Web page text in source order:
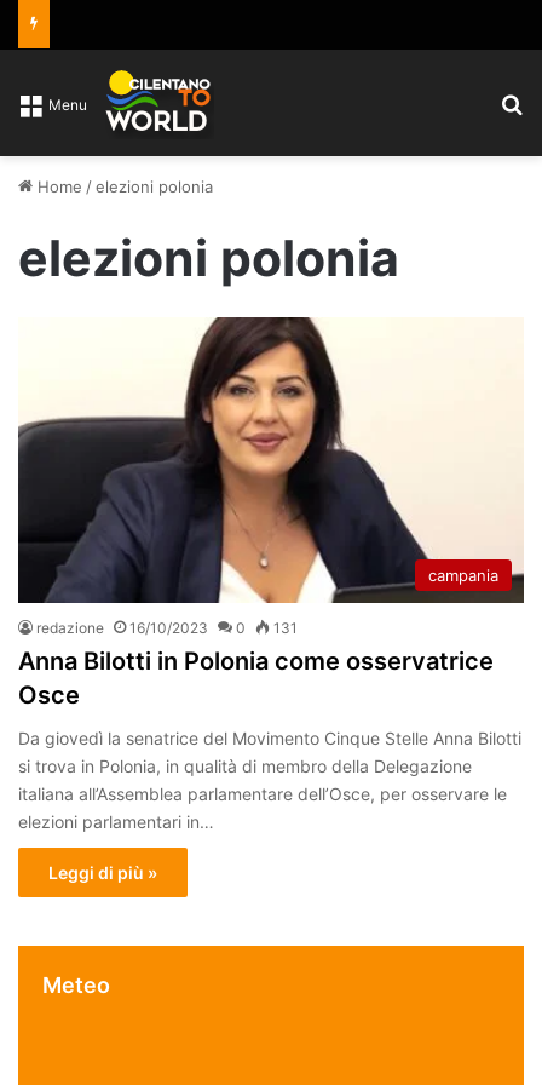
Menu
Home /elezioni polonia
elezioni polonia
campania
redazione 16/10/2023 0 131
Anna Bilotti in Polonia come osservatrice
Osce
Da giovedì la senatrice del Movimento Cinque Stelle Anna Bilotti
si trova in Polonia, in qualità di membro della Delegazione
italiana all’Assemblea parlamentare dell’Osce, per osservare le
elezioni parlamentari in…
Leggi di più »
Meteo